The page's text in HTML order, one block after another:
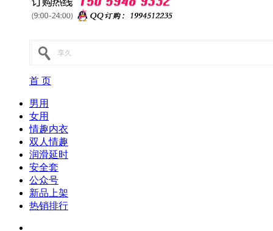
首 页
男用
女用
情趣内衣
双人情趣
润滑延时
安全套
公众号
新品上架
热销排行